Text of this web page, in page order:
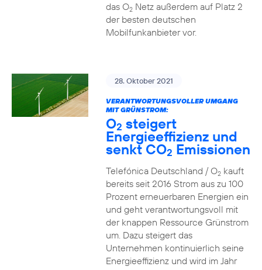
das O2Netz außerdem auf Platz 2
der besten deutschen
Mobilfunkanbieter vor.
28. Oktober 2021
VERANTWORTUNGSVOLLER UMGANG
MIT GRÜNSTROM:
O2 steigert
Energieeffizienz und
senkt CO2 Emissionen
Telefónica Deutschland / O2kauft
bereits seit 2016 Strom aus zu 100
Prozent erneuerbaren Energien ein
und geht verantwortungsvoll mit
der knappen Ressource Grünstrom
um. Dazu steigert das
Unternehmen kontinuierlich seine
Energieeffizienz und wird im Jahr